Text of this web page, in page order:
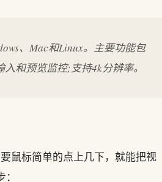
、Mac和Linux。主要功能包
和预览监控;支持4k分辨率。
鼠标简单的点上几下，就能把视